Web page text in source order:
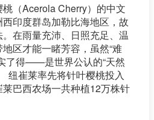
（Acerola Cherry）的中文
印度群岛加勒比海地区，故
在雨量充沛、日照充足、温
区才能一睹芳容，虽然“难
了得——是世界公认的“天然
纽崔莱率先将针叶樱桃投入
巴西农场一共种植12万株针